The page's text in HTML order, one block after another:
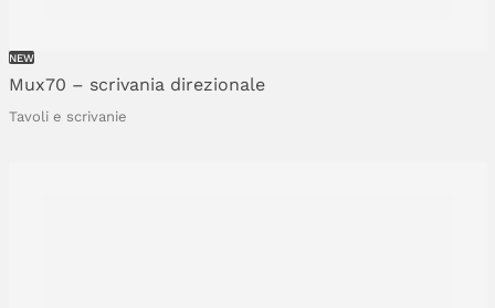
NEW
Mux70 – scrivania direzionale
Tavoli e scrivanie